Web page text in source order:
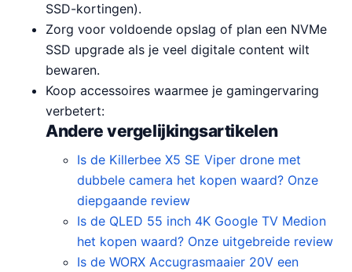
SSD-kortingen).
Zorg voor voldoende opslag of plan een NVMe
SSD upgrade als je veel digitale content wilt
bewaren.
Koop accessoires waarmee je gamingervaring
verbetert:
Andere vergelijkingsartikelen
Is de Killerbee X5 SE Viper drone met
dubbele camera het kopen waard? Onze
diepgaande review
Is de QLED 55 inch 4K Google TV Medion
het kopen waard? Onze uitgebreide review
Is de WORX Accugrasmaaier 20V een